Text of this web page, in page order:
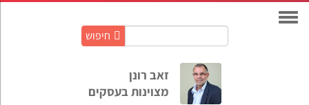
חיפוש
זאב רונן
מצוינות בעסקים